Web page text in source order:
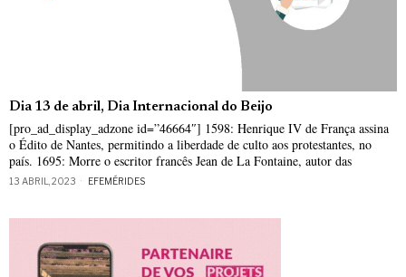
Dia 13 de abril, Dia Internacional do Beijo
[pro_ad_display_adzone id=”46664″] 1598: Henrique IV de França assina
o Édito de Nantes, permitindo a liberdade de culto aos protestantes, no
país. 1695: Morre o escritor francês Jean de La Fontaine, autor das
13 ABRIL, 2023 EFEMÉRIDES